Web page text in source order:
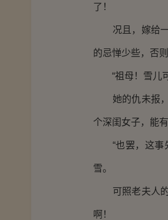
了！
况且，嫁给一
的忌惮少些，否
“祖母！雪儿可
她的仇未报，
个深闺女子，能
“也罢，这事先
雪。
可照老夫人的
啊！